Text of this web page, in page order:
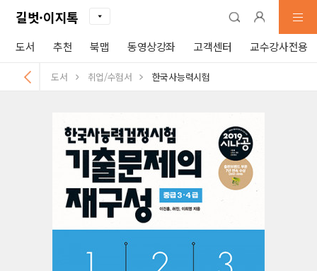
길벗·이지톡
도서 추천 북맵 동영상강좌 고객센터 교수강사전용
도서 취업/수험서 한국사능력시험